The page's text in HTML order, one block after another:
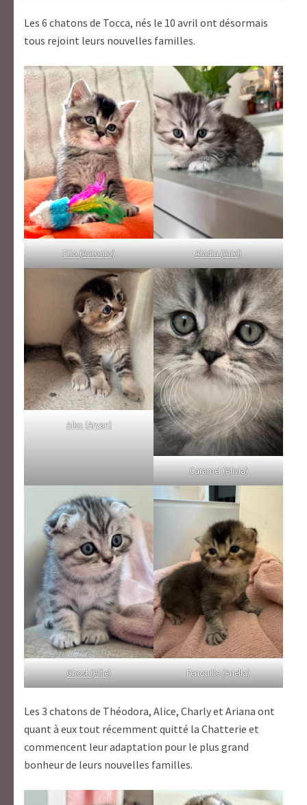
Les 6 chatons de Tocca, nés le 10 avril ont désormais
tous rejoint leurs nouvelles familles.
Elio (Antonio) Aladin (Ariel)
Aiko (Aryan)
Caramel (Alivia)
Ghost (Alfie) Fenouille (Ariella)
Les 3 chatons de Théodora, Alice, Charly et Ariana ont
quant à eux tout récemment quitté la Chatterie et
commencent leur adaptation pour le plus grand
bonheur de leurs nouvelles familles.